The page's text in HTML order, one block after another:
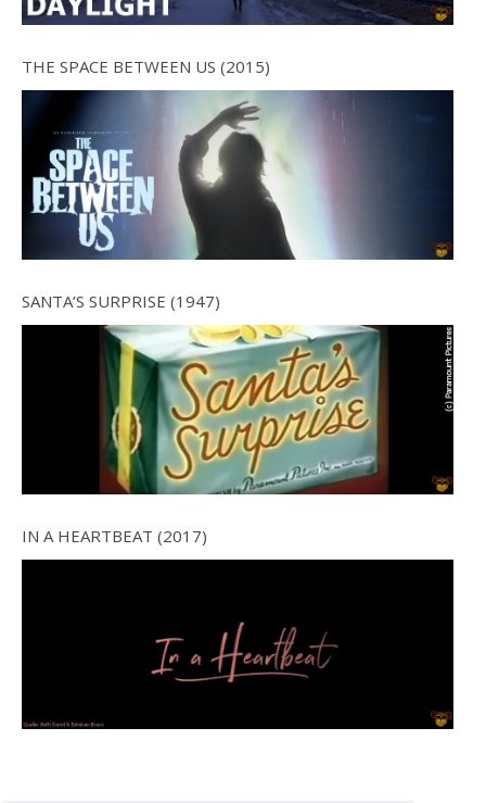
THE SPACE BETWEEN US (2015)
SANTA’S SURPRISE (1947)
IN A HEARTBEAT (2017)